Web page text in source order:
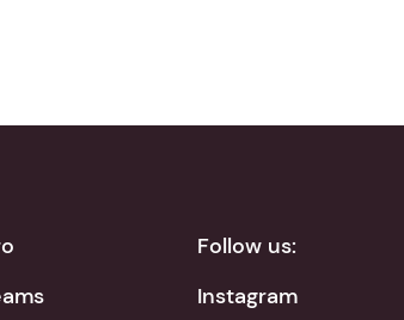
Follow us:
Instagram